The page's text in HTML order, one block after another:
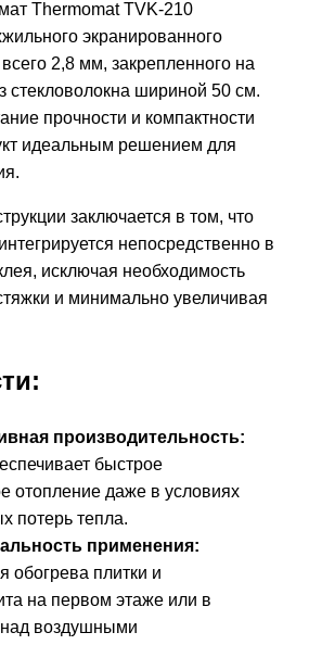
Thermomat TVK-210
экранированного
2,8 мм, закрепленного на
стекловолокна шириной 50 см.
прочности и компактности
идеальным решением для
заключается в том, что
непосредственно в
исключая необходимость
и минимально увеличивая
производительность:
быстрое
отопление даже в условиях
потерь тепла.
применения:
обогрева плитки и
на первом этаже или в
воздушными